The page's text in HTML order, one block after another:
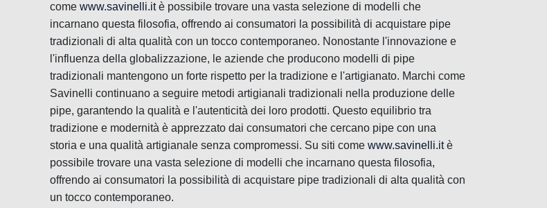
come www.savinelli.itè possibile trovare una vasta selezione di modelli che
incarnano questa filosofia, offrendo ai consumatori la possibilità di acquistare pipe
tradizionali di alta qualità con un tocco contemporaneo. Nonostante l'innovazione e
l'influenza della globalizzazione, le aziende che producono modelli di pipe
tradizionali mantengono un forte rispetto per la tradizione e l'artigianato. Marchi come
Savinelli continuano a seguire metodi artigianali tradizionali nella produzione delle
pipe, garantendo la qualità e l'autenticità dei loro prodotti. Questo equilibrio tra
tradizione e modernità è apprezzato dai consumatori che cercano pipe con una
storia e una qualità artigianale senza compromessi. Su siti come www.savinelli.itè
possibile trovare una vasta selezione di modelli che incarnano questa filosofia,
offrendo ai consumatori la possibilità di acquistare pipe tradizionali di alta qualità con
un tocco contemporaneo.